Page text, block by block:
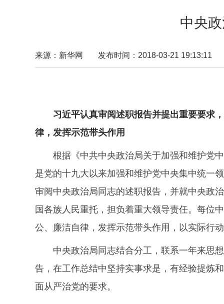
中央
来源：新华网 发布时间：2018-03-21 19:13:11
习近平认真审阅述职报告并提出重要要求
律，发挥示范带头作用
根据《中共中央政治局关于加强和维护党
是党的十九大以来加强和维护党中央集中统一
审阅中央政治局同志的述职报告，并就中央政
国各族人民重托，担负着重大领导责任。每位
公、廉洁自律，发挥示范带头作用，以实际行
中央政治局同志结合分工，联系一年来思
告，在工作总结中坚持实事求是，有经验提炼
面从严治党的要求。